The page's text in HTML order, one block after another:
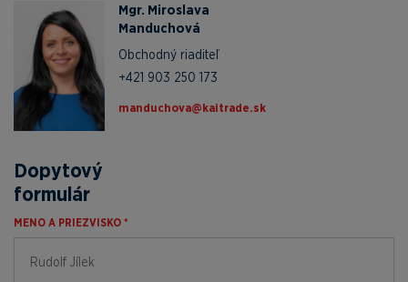
Mgr. Miroslava
Manduchová
Obchodný riaditeľ
+421 903 250 173
ks.edartiak@avohcudnam
Dopytový
formulár
MENO A PRIEZVISKO *